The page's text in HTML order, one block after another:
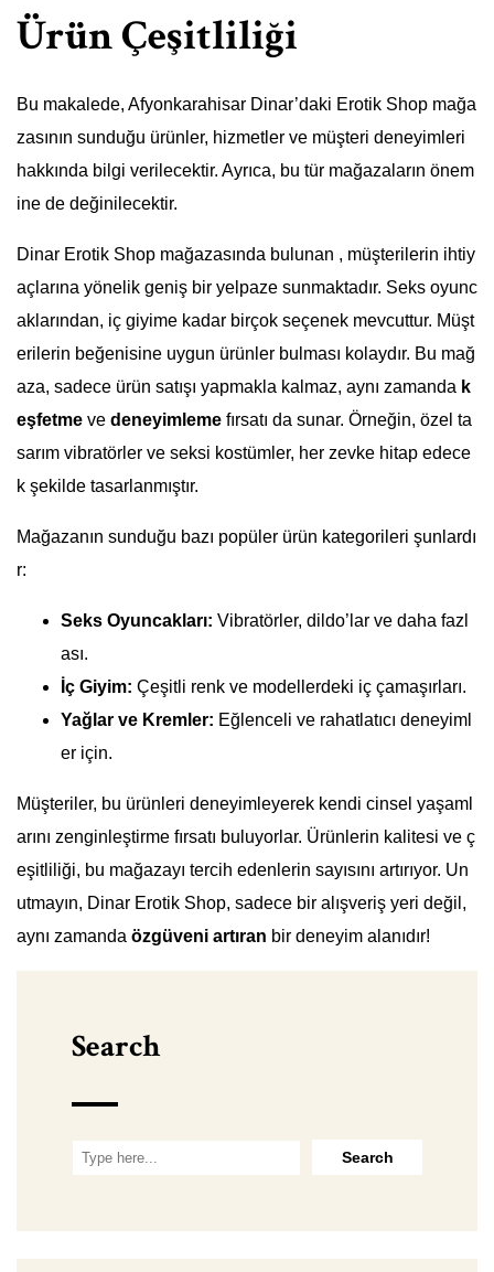
Ürün Çeşitliliği
Bu makalede, Afyonkarahisar Dinar’daki Erotik Shop mağa
zasının sunduğu ürünler, hizmetler ve müşteri deneyimleri
hakkında bilgi verilecektir. Ayrıca, bu tür mağazaların önem
ine de değinilecektir.
Dinar Erotik Shop mağazasında bulunan , müşterilerin ihtiy
açlarına yönelik geniş bir yelpaze sunmaktadır. Seks oyunc
aklarından, iç giyime kadar birçok seçenek mevcuttur. Müşt
erilerin beğenisine uygun ürünler bulması kolaydır. Bu mağ
aza, sadece ürün satışı yapmakla kalmaz, aynı zamanda k
eşfetme ve deneyimleme fırsatı da sunar. Örneğin, özel ta
sarım vibratörler ve seksi kostümler, her zevke hitap edece
k şekilde tasarlanmıştır.
Mağazanın sunduğu bazı popüler ürün kategorileri şunlardı
r:
Seks Oyuncakları: Vibratörler, dildo’lar ve daha fazl
ası.
İç Giyim: Çeşitli renk ve modellerdeki iç çamaşırları.
Yağlar ve Kremler: Eğlenceli ve rahatlatıcı deneyiml
er için.
Müşteriler, bu ürünleri deneyimleyerek kendi cinsel yaşaml
arını zenginleştirme fırsatı buluyorlar. Ürünlerin kalitesi ve ç
eşitliliği, bu mağazayı tercih edenlerin sayısını artırıyor. Un
utmayın, Dinar Erotik Shop, sadece bir alışveriş yeri değil,
aynı zamanda özgüveni artıran bir deneyim alanıdır!
Search